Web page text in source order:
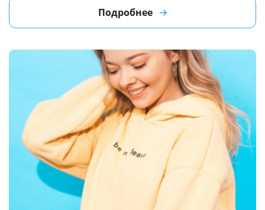
Подробнее